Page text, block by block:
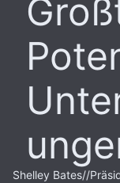
Shelley Bates//